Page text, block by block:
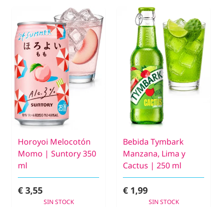
Horoyoi Melocotón
Momo | Suntory 350
ml
€ 3,55
SIN STOCK
Bebida Tymbark
Manzana, Lima y
Cactus | 250 ml
€ 1,99
SIN STOCK